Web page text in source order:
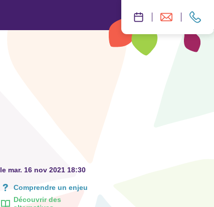
le mar. 16 nov 2021 18:30
Comprendre un enjeu
Découvrir des